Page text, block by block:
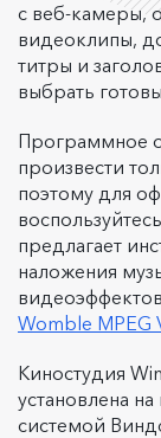
с веб-камеры,
видеоклипы,
титры и
выбрать
Программное
произвести
поэтому для
предлагает
наложения
Womble MPEG
Киностудия
установлена
системой